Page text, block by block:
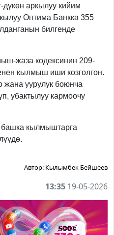
дүкөн аркылуу кийим
Оптима Банкка 355
билгенде
жаза кодексинин 209-
кылмыш иши козголгон.
жана уурулук боюнча
убактылуу кармоочу
кылмыштарга
Автор: Кылымбек Бейшеев
13:35 19-05-2026